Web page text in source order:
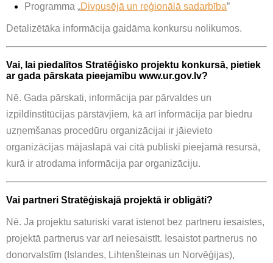
Programma „Divpusējā un reģionālā sadarbība”
Detalizētāka informācija gaidāma konkursu nolikumos.
Vai, lai piedalītos Stratēģisko projektu konkursā, pietiek
ar gada pārskata pieejamību www.ur.gov.lv?
Nē. Gada pārskati, informācija par pārvaldes un
izpildinstitūcijas pārstāvjiem, kā arī informācija par biedru
uzņemšanas procedūru organizācijai ir jāievieto
organizācijas mājaslapā vai citā publiski pieejamā resursā,
kurā ir atrodama informācija par organizāciju.
Vai partneri Stratēģiskajā projektā ir obligāti?
Nē. Ja projektu saturiski varat īstenot bez partneru iesaistes,
projektā partnerus var arī neiesaistīt. Iesaistot partnerus no
donorvalstīm (Islandes, Lihtenšteinas un Norvēģijas),